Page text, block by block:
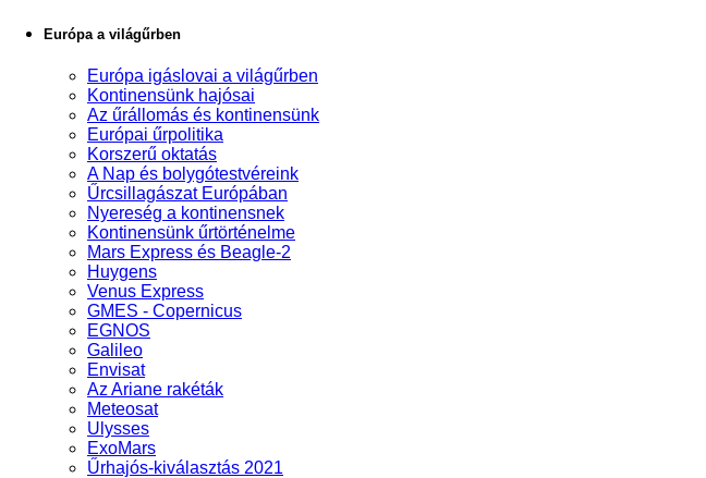
Európa a világűrben
Európa igáslovai a világűrben
Kontinensünk hajósai
Az űrállomás és kontinensünk
Európai űrpolitika
Korszerű oktatás
A Nap és bolygótestvéreink
Űrcsillagászat Európában
Nyereség a kontinensnek
Kontinensünk űrtörténelme
Mars Express és Beagle-2
Huygens
Venus Express
GMES - Copernicus
EGNOS
Galileo
Envisat
Az Ariane rakéták
Meteosat
Ulysses
ExoMars
Űrhajós-kiválasztás 2021